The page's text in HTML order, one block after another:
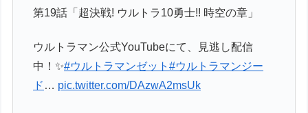
第19話「超決戦! ウルトラ10勇士!! 時空の章」
ウルトラマン公式YouTubeにて、見逃し配信
中！✨#ウルトラマンゼット#ウルトラマンジー
ド … pic.twitter.com/DAzwA2msUk